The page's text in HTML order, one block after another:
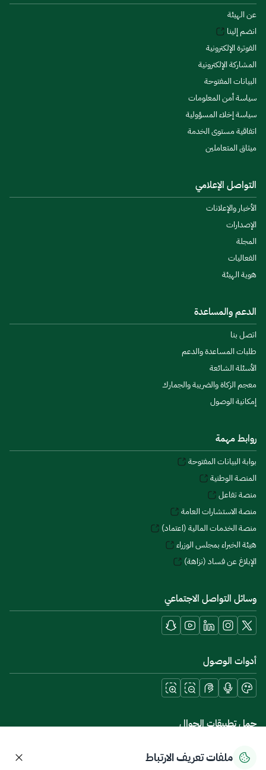
عن الهيئة
انضم إلينا
الفوترة الإلكترونية
المشاركة الإلكترونية
البيانات المفتوحة
سياسة أمن المعلومات
سياسة إخلاء المسؤولية
اتفاقية مستوى الخدمة
ميثاق المتعاملين
التواصل الإعلامي
الأخبار والإعلانات
الإصدارات
المجلة
الفعاليات
هوية الهيئة
الدعم والمساعدة
اتصل بنا
طلبات المساعدة والدعم
الأسئلة الشائعة
معجم الزكاة والضريبة والجمارك
إمكانية الوصول
روابط مهمة
بوابة البيانات المفتوحة
المنصة الوطنية
منصة تفاعل
منصة الاستشارات العامة
منصة الخدمات المالية (اعتماد)
هيئة الخبراء بمجلس الوزراء
الإبلاغ عن فساد (نزاهة)
وسائل التواصل الاجتماعي
أدوات الوصول
حمل تطبيقات الجوال
ملفات تعريف الارتباط